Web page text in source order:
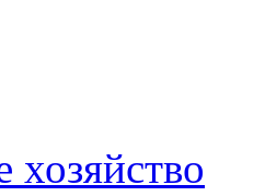
хозяйство